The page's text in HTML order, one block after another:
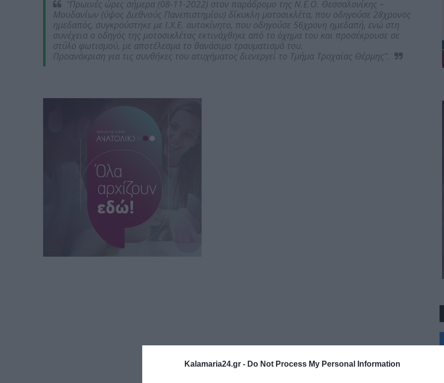
Kalamaria24.gr - Do Not Process My Personal Information
“Πρωινές ώρες σήμερα (08-11-2022) στον παράδρομο της Ν.Ε.Ο. Θεσσαλονίκης –
Μουδανίων (ύψος Διεθνούς Πανεπιστημίου) δίκυκλη μοτοσικλέτα, που οδηγούσε 28χρονος
ημεδαπός, συγκρούστηκε με Ι.Χ.Ε. αυτοκίνητο, που οδηγούσε 56χρονη ημεδαπή, ενώ στη
συνέχεια ο οδηγός της μοτοσικλέτας εκτινάχθηκε από το όχημα του και προσέκρουσε σε
στύλο φωτισμού, με αποτέλεσμα το θανάσιμο τραυματισμό του.
Προανάκριση για τις συνθήκες του ατυχήματος διενεργεί το Τμήμα Τροχαίας Θέρμης”.
+
°